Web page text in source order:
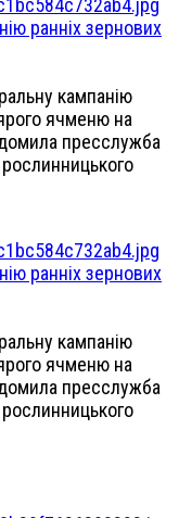
ранніх зернових
кампанію
ячменю на
пресслужба
ранніх зернових
кампанію
ячменю на
пресслужба